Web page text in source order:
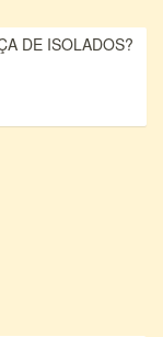
DE ISOLADOS?